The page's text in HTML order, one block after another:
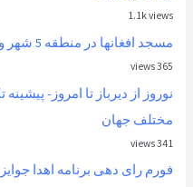
1.1k views
مسجد افغانها در منطقه 5 شهر وین
365 views
نوروز از ديرباز تا امروز-
مختلف جهان
341 views